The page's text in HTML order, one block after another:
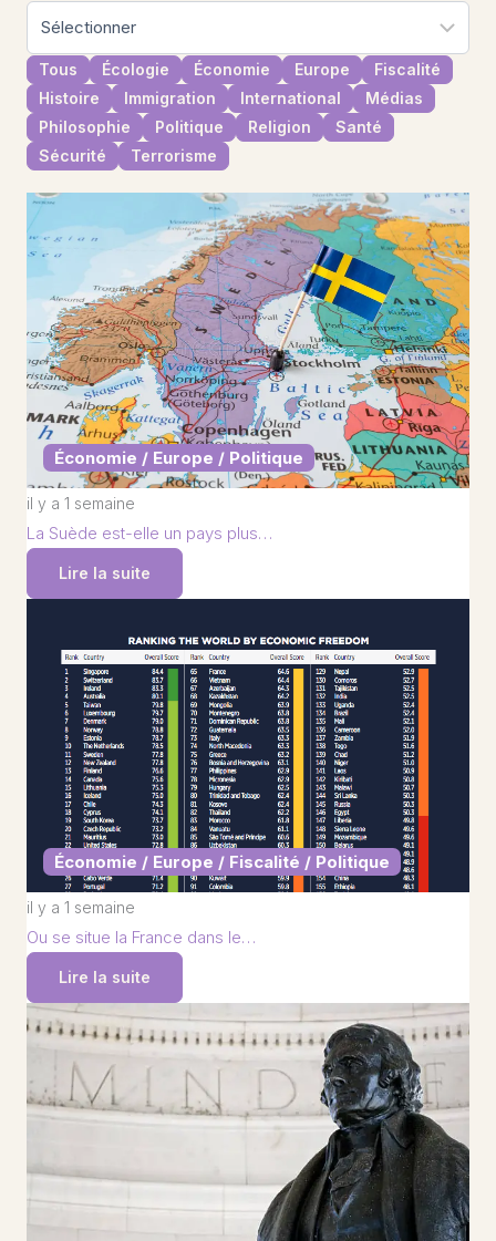
Tous Écologie Économie Europe
Fiscalité
Histoire
Immigration International
Médias
Philosophie
Politique Religion
Santé
Sécurité
Terrorisme
Économie / Europe / Politique
il y a 1 semaine
La Suède est-elle un pays plus…
Lire la suite
Économie / Europe / Fiscalité / Politique
il y a 1 semaine
Ou se situe la France dans le…
Lire la suite